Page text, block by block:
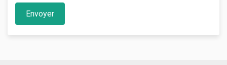
Envoyer